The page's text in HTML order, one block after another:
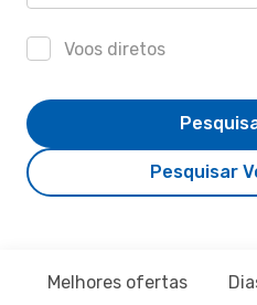
Voos diretos
Pesquisar
Melhores ofertas